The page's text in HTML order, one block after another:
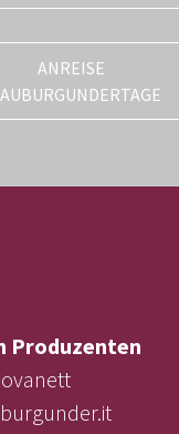
ANREISE
Produzenten